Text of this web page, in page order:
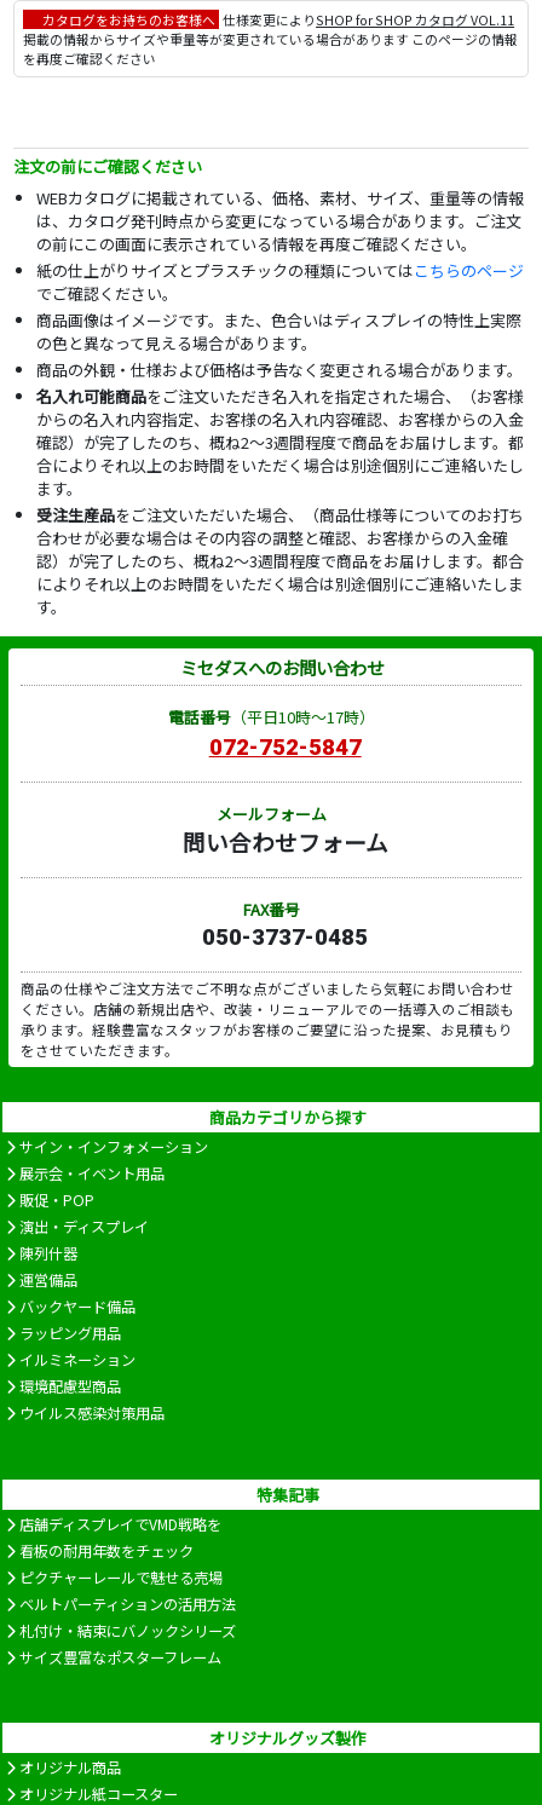
カタログをお持ちのお客様へ 仕様変更によりSHOP for SHOP カタログ VOL.11
掲載の情報からサイズや重量等が変更されている場合があります このページの情報
を再度ご確認ください
注文の前にご確認ください
WEBカタログに掲載されている、価格、素材、サイズ、重量等の情報
は、カタログ発刊時点から変更になっている場合があります。ご注文
の前にこの画面に表示されている情報を再度ご確認ください。
紙の仕上がりサイズとプラスチックの種類についてはこちらのページ
でご確認ください。
商品画像はイメージです。また、色合いはディスプレイの特性上実際
の色と異なって見える場合があります。
商品の外観・仕様および価格は予告なく変更される場合があります。
名入れ可能商品をご注文いただき名入れを指定された場合、（お客様
からの名入れ内容指定、お客様の名入れ内容確認、お客様からの入金
確認）が完了したのち、概ね2～3週間程度で商品をお届けします。都
合によりそれ以上のお時間をいただく場合は別途個別にご連絡いたし
ます。
受注生産品をご注文いただいた場合、（商品仕様等についてのお打ち
合わせが必要な場合はその内容の調整と確認、お客様からの入金確
認）が完了したのち、概ね2～3週間程度で商品をお届けします。都合
によりそれ以上のお時間をいただく場合は別途個別にご連絡いたしま
す。
ミセダスへのお問い合わせ
電話番号（平日10時～17時）
072-752-5847
メールフォーム
問い合わせフォーム
FAX番号
050-3737-0485
商品の仕様やご注文方法でご不明な点がございましたら気軽にお問い合わせ
ください。店舗の新規出店や、改装・リニューアルでの一括導入のご相談も
承ります。経験豊富なスタッフがお客様のご要望に沿った提案、お見積もり
をさせていただきます。
商品カテゴリから探す
サイン・インフォメーション
展示会・イベント用品
販促・POP
演出・ディスプレイ
陳列什器
運営備品
バックヤード備品
ラッピング用品
イルミネーション
環境配慮型商品
ウイルス感染対策用品
特集記事
店舗ディスプレイでVMD戦略を
看板の耐用年数をチェック
ピクチャーレールで魅せる売場
ベルトパーティションの活用方法
札付け・結束にバノックシリーズ
サイズ豊富なポスターフレーム
オリジナルグッズ製作
オリジナル商品
オリジナル紙コースター